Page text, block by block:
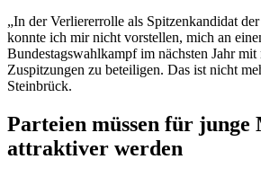
„In der Verliererrolle als Spitzenkandidat
konnte ich mir nicht vorstellen, mich an
Bundestagswahlkampf im nächsten Jahr
Zuspitzungen zu beteiligen. Das ist nicht
Steinbrück.
Parteien müssen für junge
attraktiver werden